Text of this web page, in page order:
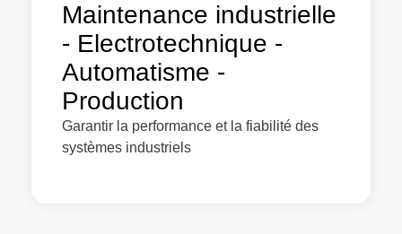
Maintenance industrielle
- Electrotechnique -
Automatisme -
Production
Garantir la performance et la fiabilité des
systèmes industriels